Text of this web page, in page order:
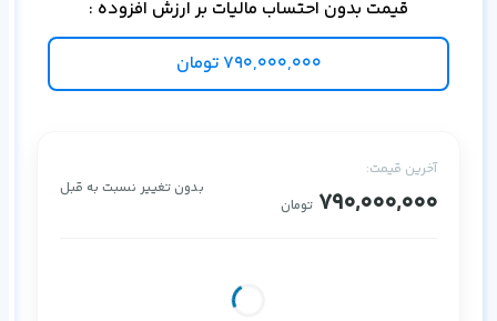
قیمت بدون احتساب مالیات بر ارزش افزوده :
790,000,000 تومان
آخرین قیمت:
790,000,000 تومان
بدون تغییر نسبت به قبل